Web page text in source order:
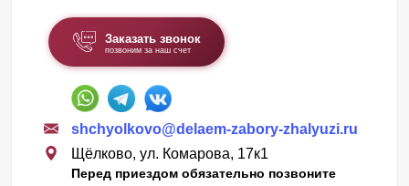
Заказать звонок
позвоним за наш счет
shchyolkovo@delaem-zabory-zhalyuzi.ru
Щёлково, ул. Комарова, 17к1
Перед приездом обязательно позвоните